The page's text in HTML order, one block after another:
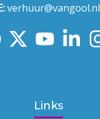
verhuur@vangool.nl
Links